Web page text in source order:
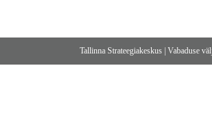
Tallinna Strateegiakeskus |Vabaduse